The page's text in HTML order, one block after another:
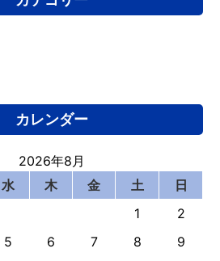
カレンダー
2026年8月
水 木 金 土
日
1
2
5 6 7 8
9